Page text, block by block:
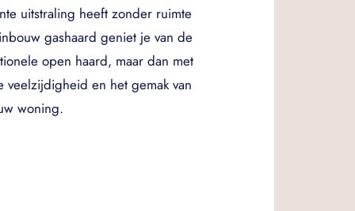
uitstraling heeft zonder ruimte
gashaard geniet je van de
open haard, maar dan met
veelzijdigheid en het gemak van
woning.